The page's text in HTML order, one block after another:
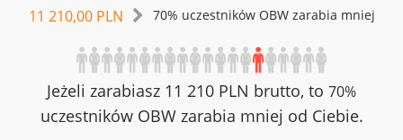
11 210,00 PLN 70% uczestników OBW zarabia mniej
Jeżeli zarabiasz 11 210 PLN brutto, to 70%
uczestników OBW zarabia mniej od Ciebie.